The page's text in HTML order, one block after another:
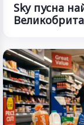
Sky пусна